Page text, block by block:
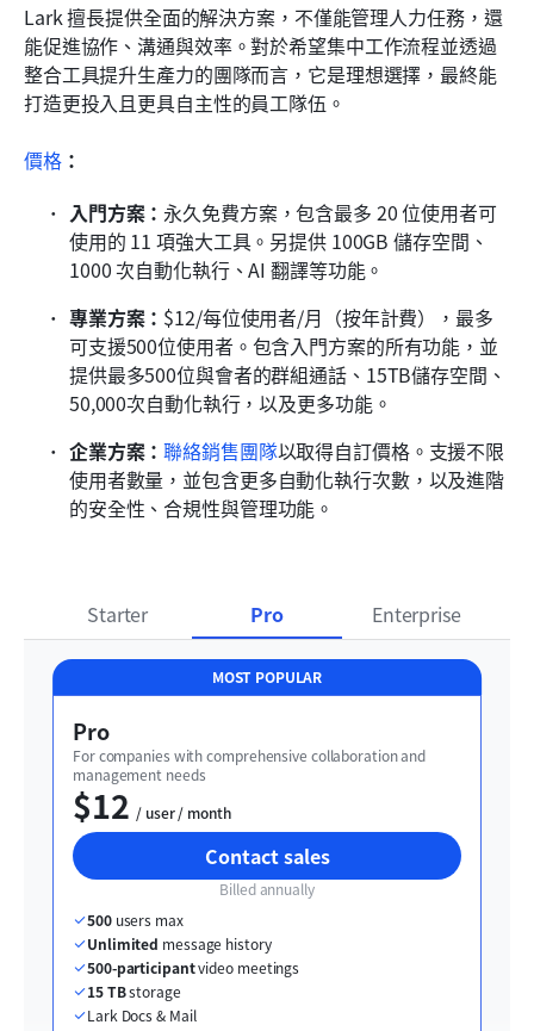
Lark 擅長提供全面的解決方案，不僅能管理人力任務，還
能促進協作、溝通與效率。對於希望集中工作流程並透過
整合工具提升生產力的團隊而言，它是理想選擇，最終能
打造更投入且更具自主性的員工隊伍。
價格：
入門方案： 永久免費方案，包含最多 20 位使用者可
使用的 11 項強大工具。另提供 100GB 儲存空間、
1000 次自動化執行、AI 翻譯等功能。
專業方案： $12/每位使用者/月（按年計費），最多
可支援500位使用者。包含入門方案的所有功能，並
提供最多500位與會者的群組通話、15TB儲存空間、
50,000次自動化執行，以及更多功能。
企業方案：聯絡銷售團隊以取得自訂價格。支援不限
使用者數量，並包含更多自動化執行次數，以及進階
的安全性、合規性與管理功能。
Starter Pro Enterprise
MOST POPULAR
Pro
For companies with comprehensive collaboration and
management needs
$12
  / user / month
Contact sales
Billed annually
500 users max
Unlimited message history
500-participant video meetings
15 TB storage
Lark Docs & Mail